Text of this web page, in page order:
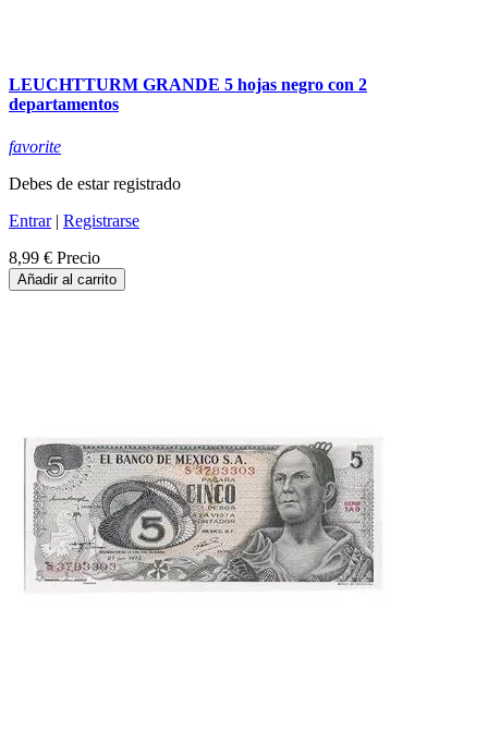
LEUCHTTURM GRANDE 5 hojas negro con 2
departamentos
favorite
Debes de estar registrado
Entrar| Registrarse
8,99 € Precio
Añadir al carrito